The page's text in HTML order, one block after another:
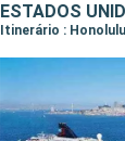
ESTADOS
Itinerário :